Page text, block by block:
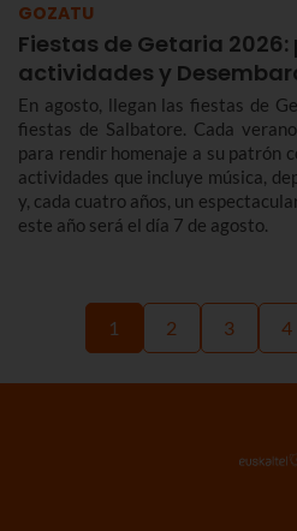
septiembre.
GOZATU
Fiestas de Getaria
actividades y
En agosto, llegan las fiestas de
fiestas de Salbatore. Cada
para rendir homenaje a su patrón
actividades que incluye música,
y, cada cuatro años, un
este año será el día 7 de agosto.
1 2 3 4